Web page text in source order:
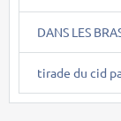
DANS LES
tirade du cid